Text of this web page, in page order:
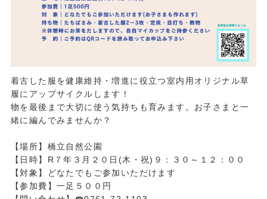
着古した服を健康維持・増進に役立つ室内用オリジナル草
履にアップサイクルします！
物を最後まで大切に使う気持ちも育みます。お子さまと一
緒に編んでみませんか？
【場所】橋立自然公園
【日時】R７年３月２０日(木・祝)９：３０～１２：００
【対象】どなたでもご参加いただけます
【参加費】一足５００円